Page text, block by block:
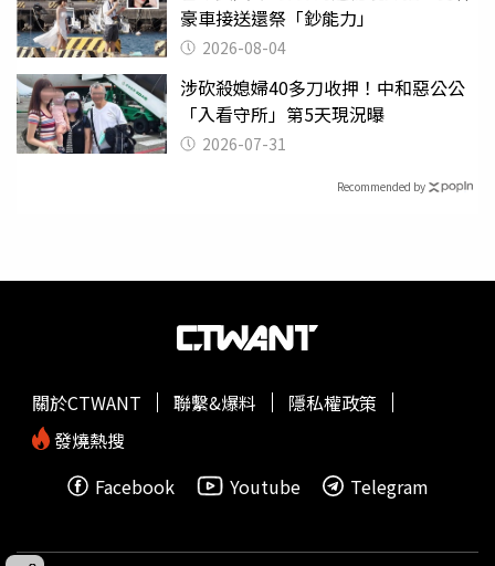
豪車接送還祭「鈔能力」
2026-08-04
涉砍殺媳婦40多刀收押！中和惡公公
「入看守所」第5天現況曝
2026-07-31
Recommended by
關於CTWANT 聯繫&爆料
隱私權政策
發燒熱搜
Facebook
Youtube Telegram